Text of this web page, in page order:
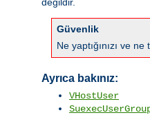
Güvenlik
Ne yaptığınızı ve
Ayrıca bakınız:
VHostUser